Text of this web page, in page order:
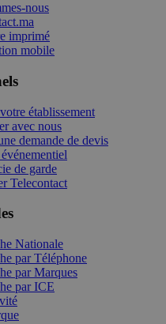
nous
imprimé
mobile
établissement
avec nous
demande de devis
de garde
Telecontact
Nationale
par Téléphone
par Marques
par ICE